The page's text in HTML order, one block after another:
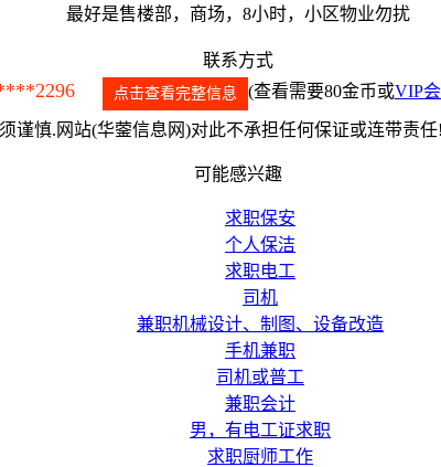
最好是售楼部，商场，8小时，小区物业勿扰
联系方式
点击查看完整信息 (查看需要80金币或VIP
谨慎.网站(华蓥信息网)对此不承担任何保证或连带责
可能感兴趣
求职保安
个人保洁
求职电工
司机
兼职机械设计、制图、设备改造
手机兼职
司机或普工
兼职会计
男，有电工证求职
求职厨师工作